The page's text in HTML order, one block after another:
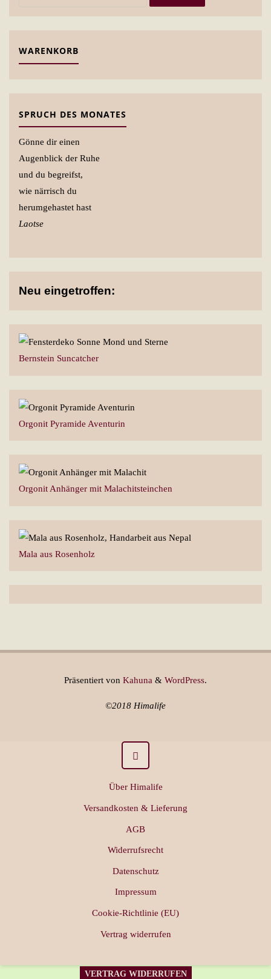
WARENKORB
SPRUCH DES MONATES
Gönne dir einen
Augenblick der Ruhe
und du begreifst,
wie närrisch du
herumgehastet hast
Laotse
Neu eingetroffen:
Bernstein Suncatcher
Orgonit Pyramide Aventurin
Orgonit Anhänger mit Malachitsteinchen
Mala aus Rosenholz
Präsentiert von Kahuna & WordPress.
©2018 Himalife
Über Himalife
Versandkosten & Lieferung
AGB
Widerrufsrecht
Datenschutz
Impressum
Cookie-Richtlinie (EU)
Vertrag widerrufen
VERTRAG WIDERRUFEN